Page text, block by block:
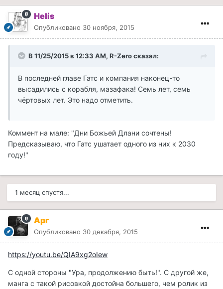
Helis
Опубликовано 30 ноября, 2015
В 11/25/2015 в 12:33 AM, R-Zero сказал:
В последней главе Гатс и компания наконец-то
высадились с корабля, мазафака! Семь лет, семь
чёртовых лет. Это надо отметить.
Коммент на мале: "Дни Божьей Длани сочтены!
Предсказываю, что Гатс ушатает одного из них к 2030
году!"
1 месяц спустя...
Арг
Опубликовано 30 декабря, 2015
https://youtu.be/QIA9xg2oIew
С одной стороны "Ура, продолжению быть!". С другой же,
манга с такой рисовкой достойна большего, чем ролик из